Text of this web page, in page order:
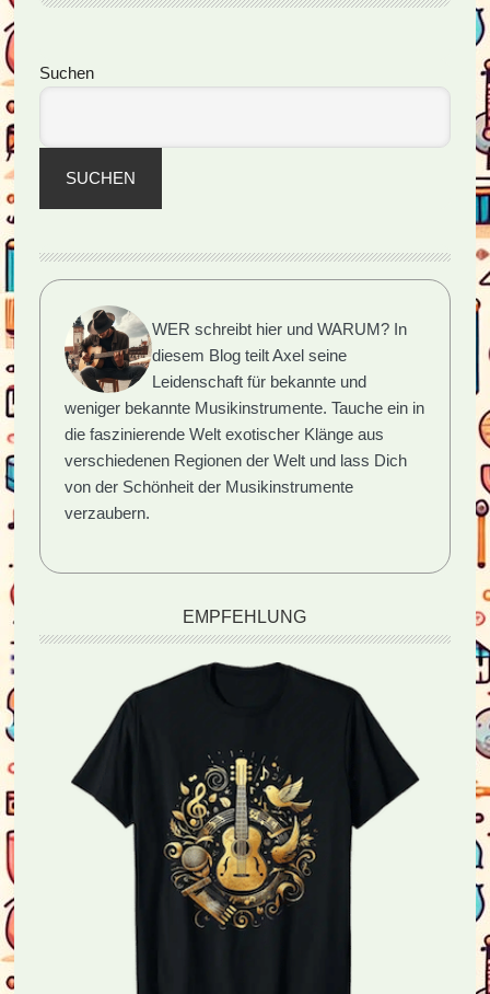
Musik
Seitenspalte
Suchen
SUCHEN
WER schreibt hier und WARUM? In
diesem Blog teilt Axel seine
Leidenschaft für bekannte und
weniger bekannte Musikinstrumente. Tauche ein in
die faszinierende Welt exotischer Klänge aus
verschiedenen Regionen der Welt und lass Dich
von der Schönheit der Musikinstrumente
verzaubern.
EMPFEHLUNG